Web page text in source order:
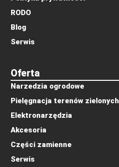
Oferta
Narzedzia ogrodowe
Pielęgnacja terenów zielonych
Elektronarzędzia
Akcesoria
Części zamienne
Serwis
RODO
Blog
Serwis